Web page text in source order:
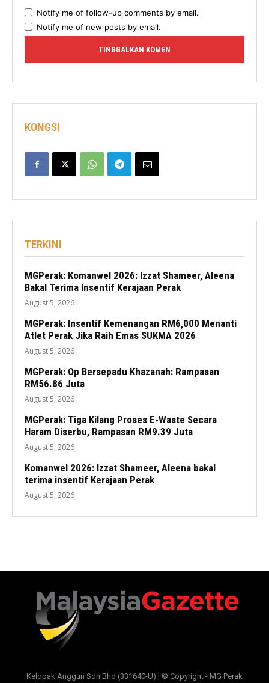
Notify me of follow-up comments by email.
Notify me of new posts by email.
KONGSI
TERKINI
MGPerak: Komanwel 2026: Izzat Shameer, Aleena
Bakal Terima Insentif Kerajaan Perak
August 5, 2026
MGPerak: Insentif Kemenangan RM6,000 Menanti
Atlet Perak Jika Raih Emas SUKMA 2026
August 5, 2026
MGPerak: Op Bersepadu Khazanah: Rampasan
RM56.86 Juta
August 5, 2026
MGPerak: Tiga Kilang Proses E-Waste Secara
Haram Diserbu, Rampasan RM9.39 Juta
August 5, 2026
Komanwel 2026: Izzat Shameer, Aleena bakal
terima insentif Kerajaan Perak
August 5, 2026
Kelopak Anggun Sdn Bhd (331640-U) | © Copyright - MG Perak